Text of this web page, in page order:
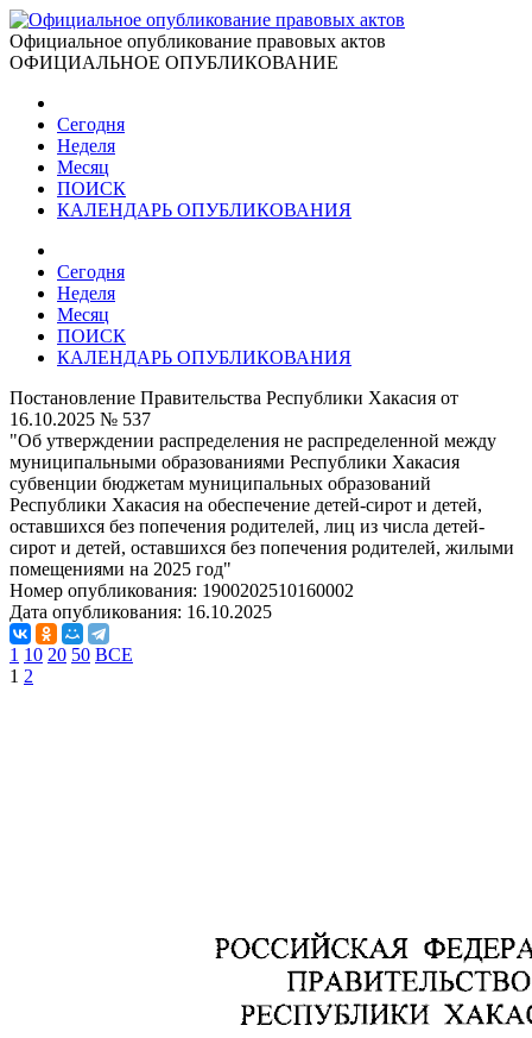
Официальное опубликование правовых актов
ОФИЦИАЛЬНОЕ ОПУБЛИКОВАНИЕ
Сегодня
Неделя
Месяц
ПОИСК
КАЛЕНДАРЬ ОПУБЛИКОВАНИЯ
Сегодня
Неделя
Месяц
ПОИСК
КАЛЕНДАРЬ ОПУБЛИКОВАНИЯ
Постановление Правительства Республики Хакасия от
16.10.2025 № 537
"Об утверждении распределения не распределенной между
муниципальными образованиями Республики Хакасия
субвенции бюджетам муниципальных образований
Республики Хакасия на обеспечение детей-сирот и детей,
оставшихся без попечения родителей, лиц из числа детей-
сирот и детей, оставшихся без попечения родителей, жилыми
помещениями на 2025 год"
Номер опубликования: 1900202510160002
Дата опубликования: 16.10.2025
1 10 20 50 ВСЕ
1 2